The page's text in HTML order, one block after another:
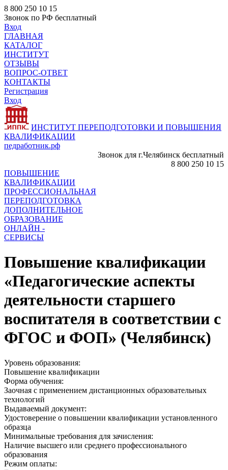
8 800 250 10 15
Звонок по РФ бесплатный
Вход
ГЛАВНАЯ
КАТАЛОГ
ИНСТИТУТ
ОТЗЫВЫ
ВОПРОС-ОТВЕТ
КОНТАКТЫ
Регистрация
Вход
ИНСТИТУТ ПЕРЕПОДГОТОВКИ И ПОВЫШЕНИЯ
КВАЛИФИКАЦИИ
педработник.рф
Звонок для г.Челябинск бесплатный
8 800 250 10 15
ПОВЫШЕНИЕ
КВАЛИФИКАЦИИ
ПРОФЕССИОНАЛЬНАЯ
ПЕРЕПОДГОТОВКА
ДОПОЛНИТЕЛЬНОЕ
ОБРАЗОВАНИЕ
ОНЛАЙН -
СЕРВИСЫ
Повышение квалификации
«Педагогические аспекты
деятельности старшего
воспитателя в соответствии с
ФГОС и ФОП» (Челябинск)
Уровень образования:
Повышение квалификации
Форма обучения:
Заочная с применением дистанционных образовательных
технологий
Выдаваемый документ:
Удостоверение о повышении квалификации установленного
образца
Минимальные требования для зачисления:
Наличие высшего или среднего профессионального
образования
Режим оплаты: